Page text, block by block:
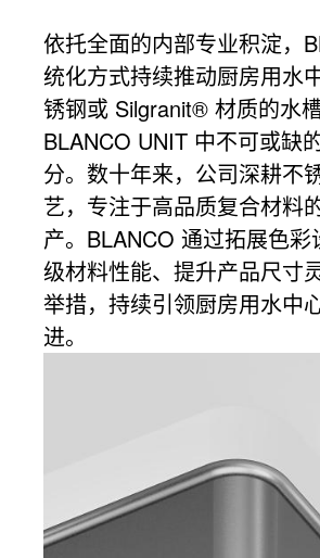
依托全面的内部专业积淀，
统化方式持续推动厨房用水
锈钢或 Silgranit® 材质的水
BLANCO UNIT 中不可或缺
分。数十年来，公司深耕不
艺，专注于高品质复合材料
产。BLANCO 通过拓展色彩
级材料性能、提升产品尺寸
举措，持续引领厨房用水中
进。